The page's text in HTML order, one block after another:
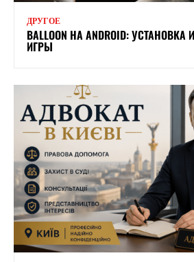
ДРУГОЕ
BALLOON НА ANDROID:
ИГРЫ